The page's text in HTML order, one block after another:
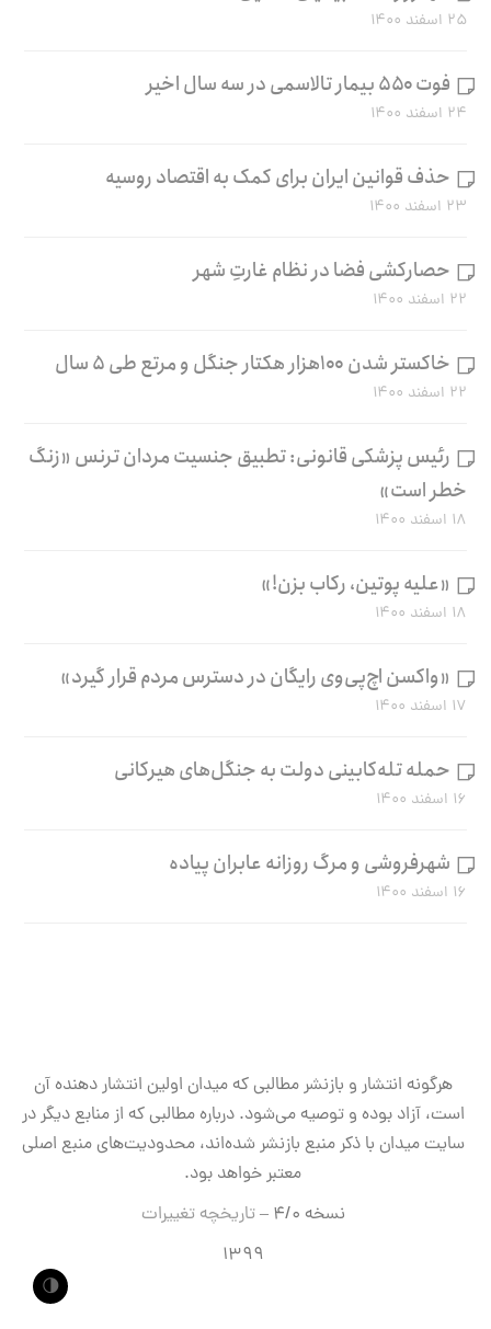
۲۵ اسفند ۱۴۰۰
فوت ۵۵۰ بیمار تالاسمی در سه سال اخیر
۲۴ اسفند ۱۴۰۰
حذف قوانین ایران برای کمک به اقتصاد روسیه
۲۳ اسفند ۱۴۰۰
حصارکشی فضا در نظام غارتِ شهر
۲۲ اسفند ۱۴۰۰
خاکستر شدن ۱۰۰هزار هکتار جنگل و مرتع طی ۵ سال
۲۲ اسفند ۱۴۰۰
رئیس پزشکی قانونی: تطبیق جنسیت مردان ترنس «زنگ
خطر است»
۱۸ اسفند ۱۴۰۰
«علیه پوتین، رکاب بزن!»
۱۸ اسفند ۱۴۰۰
«واکسن اچ‌پی‌وی رایگان در دسترس مردم قرار گیرد»
۱۷ اسفند ۱۴۰۰
حمله تله‌کابینی دولت به جنگل‌های هیرکانی
۱۶ اسفند ۱۴۰۰
شهرفروشی و مرگ روزانه عابران پیاده
۱۶ اسفند ۱۴۰۰
هرگونه انتشار و بازنشر مطالبی که میدان اولین انتشار دهنده آن
است، آزاد بوده و توصیه می‌شود. درباره مطالبی که از منابع دیگر در
سایت میدان با ذکر منبع بازنشر شده‌اند، محدودیت‌های منبع اصلی
معتبر خواهد بود.
نسخه ۴/۰ –
تاریخچه تغییرات
۱۳۹۹
🌗